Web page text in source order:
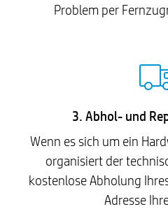
Problem per
3. Abhol- und
Wenn es sich um ein
organisiert der
kostenlose Abholung
Adresse